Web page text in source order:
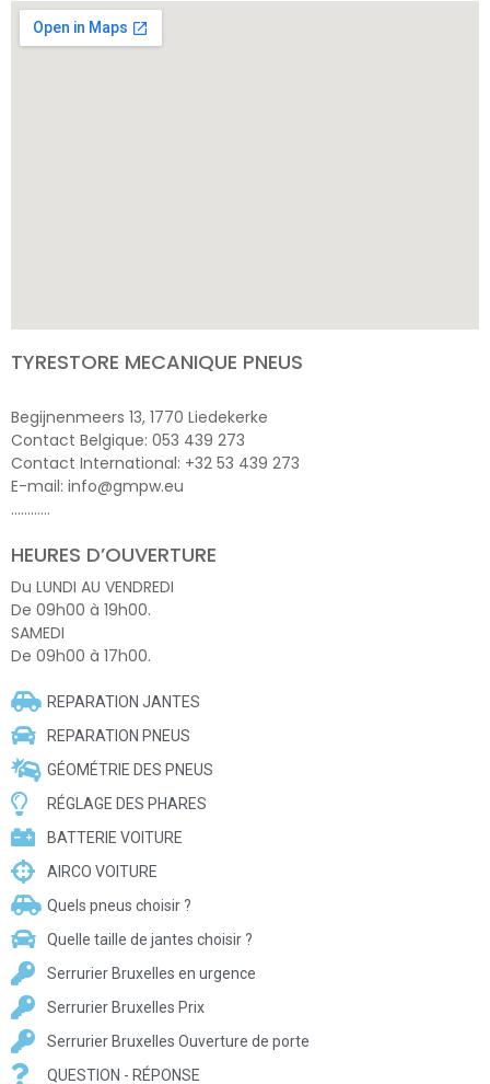
TYRESTORE MECANIQUE PNEUS
Begijnenmeers 13, 1770 Liedekerke
Contact Belgique: 053 439 273
Contact International: +32 53 439 273
E-mail: info@gmpw.eu
…………
HEURES D’OUVERTURE
Du LUNDI AU VENDREDI
De 09h00 à 19h00.
SAMEDI
De 09h00 à 17h00.
REPARATION JANTES
REPARATION PNEUS
GÉOMÉTRIE DES PNEUS
RÉGLAGE DES PHARES
BATTERIE VOITURE
AIRCO VOITURE
Quels pneus choisir ?
Quelle taille de jantes choisir ?
Serrurier Bruxelles en urgence
Serrurier Bruxelles Prix
Serrurier Bruxelles Ouverture de porte
QUESTION - RÉPONSE